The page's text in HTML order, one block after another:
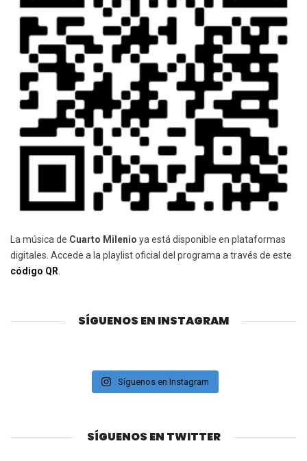
La música de Cuarto Milenio ya está disponible en plataformas
digitales. Accede a la playlist oficial del programa a través de este
código QR.
SÍGUENOS EN INSTAGRAM
Síguenos en Instagram
SÍGUENOS EN TWITTER